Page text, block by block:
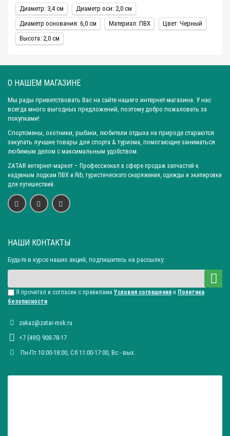
Диаметр: 3,4 см
Диаметр оси: 2,0 см
Диаметр основания: 6,0 см
Материал: ПВХ
Цвет: Черный
Высота: 2,0 см
О НАШЕМ МАГАЗИНЕ
Мы рады приветствовать Вас на сайте нашего интернет-магазина. У нас
всегда много выгодных предложений, поэтому добро пожаловать за
покупками!
Спортсмены, охотники, рыбаки, любители отдыха на природе стараются
закупать лучшие товары для спорта & туризма, помогающие заниматься
любимым делом с максимальным удобством.
ZATAR интернет-маркет – Профессионал в сфере продаж запчастей к
надувным лодкам ПВХ и Rib, туристического снаряжения, одежды и экипировки
для путешествий.
НАШИ КОНТАКТЫ
Будьте в курсе наших акций, подпишитесь на рассылку:
Я прочитал и согласен с правилами Условия соглашения и Политика
безопасности
zakaz@zatar-msk.ru
+7 (495) 908-78-17
Пн-Пт 10:00-18:00, Сб 11:00-17:00, Вc - вых.